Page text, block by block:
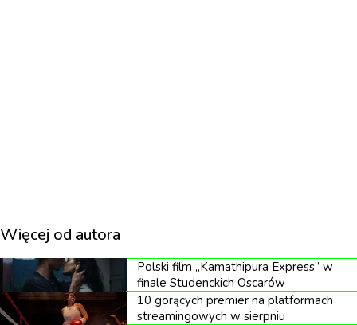
Więcej od autora
Polski film „Kamathipura Express” w
finale Studenckich Oscarów
10 gorących premier na platformach
streamingowych w sierpniu